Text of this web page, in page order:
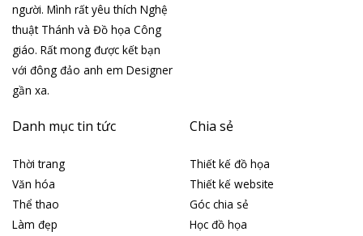
người. Mình rất yêu thích Nghệ
thuật Thánh và Đồ họa Công
giáo. Rất mong được kết bạn
với đông đảo anh em Designer
gần xa.
Danh mục tin tức
Thời trang
Văn hóa
Thể thao
Làm đẹp
Chia sẻ
Thiết kế đồ họa
Thiết kế website
Góc chia sẻ
Học đồ họa